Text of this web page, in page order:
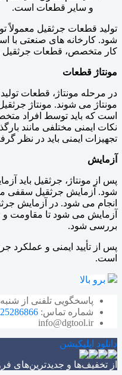
و سایر قطعات است.
تولید قطعات جرثقیل معمولاً
شود. کارخانه های صنعتی با
کار متخصص، قطعات جرثقیل را
مونتاژ قطعات
در مرحله مونتاژ، قطعات
مونتاژ می شوند. مونتاژ
است که باید توسط افراد
نکات ایمنی مختلفی مانند
تجهیزات ایمنی باید در نظر
آزمایش
پس از مونتاژ، جرثقیل باید
شود. آزمایش جرثقیل سقفی
انجام می شود. در آزمایش
آزمایش می شود تا مقاومت
بررسی شود.
پس از تأیید ایمنی و عملکرد
است.
برو بالا
پاسخگویی تلفنی از شنبه تا
شماره تماس:
info@dgtool.ir
دانلود اپلیکیشن
از تخفیف‌ها و جدیدترین‌های